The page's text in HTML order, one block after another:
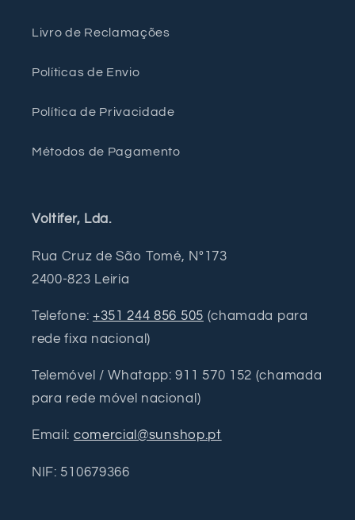
Livro de Reclamações
Políticas de Envio
Política de Privacidade
Métodos de Pagamento
Voltifer, Lda.
Rua Cruz de São Tomé, Nº173
2400-823 Leiria
Telefone: +351 244 856 505 (chamada para
rede fixa nacional)
Telemóvel / Whatapp: 911 570 152 (chamada
para rede móvel nacional)
Email: comercial@sunshop.pt
NIF: 510679366